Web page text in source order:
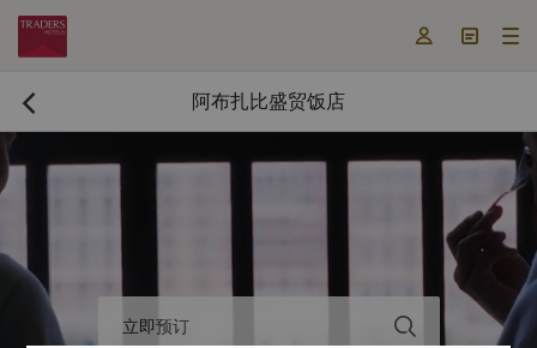
  
 阿布扎比盛贸饭店
立即预订 